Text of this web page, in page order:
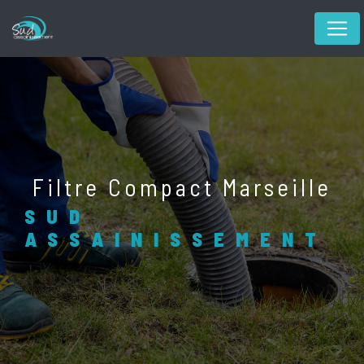
Filtre Compact Marseille
SUD
ASSAINISSEMENT